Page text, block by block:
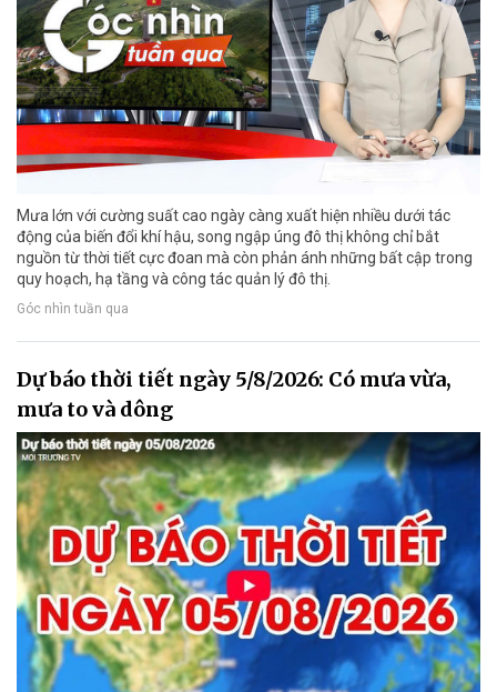
Mưa lớn với cường suất cao ngày càng xuất hiện nhiều dưới tác
động của biến đổi khí hậu, song ngập úng đô thị không chỉ bắt
nguồn từ thời tiết cực đoan mà còn phản ánh những bất cập trong
quy hoạch, hạ tầng và công tác quản lý đô thị.
Góc nhìn tuần qua
Dự báo thời tiết ngày 5/8/2026: Có mưa vừa,
mưa to và dông